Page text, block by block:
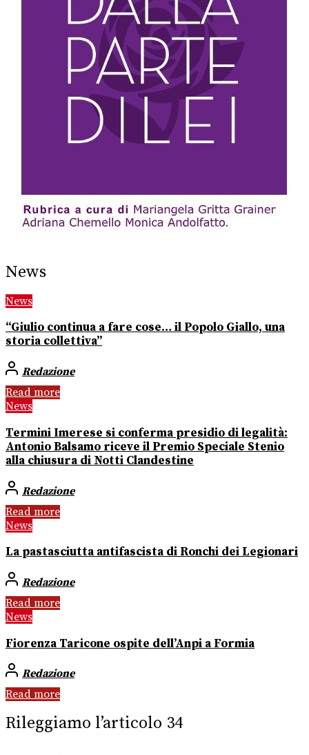
News
News
“Giulio continua a fare cose… il Popolo Giallo, una
storia collettiva”
Redazione
Read more
News
Termini Imerese si conferma presidio di legalità:
Antonio Balsamo riceve il Premio Speciale Stenio
alla chiusura di Notti Clandestine
Redazione
Read more
News
La pastasciutta antifascista di Ronchi dei Legionari
Redazione
Read more
News
Fiorenza Taricone ospite dell’Anpi a Formia
Redazione
Read more
Rileggiamo l’articolo 34